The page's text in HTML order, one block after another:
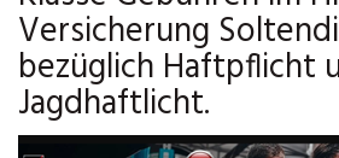
Versicherung
bezüglich Haftpflicht
Jagdhaftlicht.